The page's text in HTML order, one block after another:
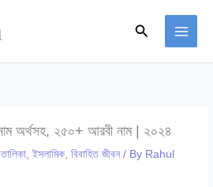
Search
অর্থসহ, ২৫০+ আরবী নাম | ২০২৪
,ইসলামিক,বিবাহিত জীবন / By Rahul